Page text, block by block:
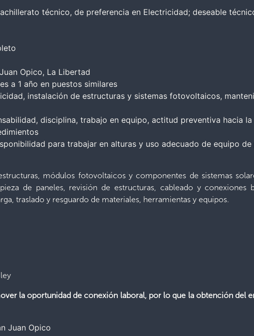
técnico, de preferencia en Electricidad; deseable
Opico, La Libertad
a 1 año en puestos similares
instalación de estructuras y sistemas fotovoltaicos,
disciplina, trabajo en equipo, actitud preventiva hacia
para trabajar en alturas y uso adecuado de equipo
módulos fotovoltaicos y componentes de sistemas
de paneles, revisión de estructuras, cableado y conexiones
traslado y resguardo de materiales, herramientas y equipos.
la oportunidad de conexión laboral, por lo que la obtención del
Juan Opico